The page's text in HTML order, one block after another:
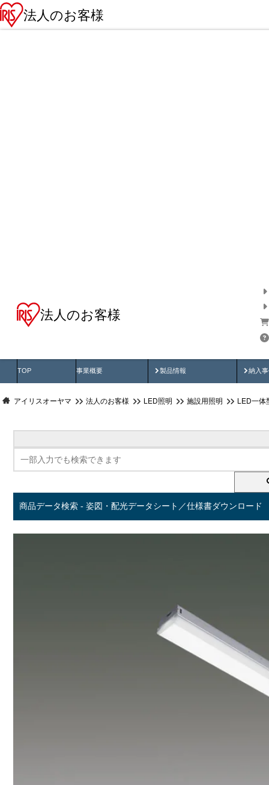
法人のお客様
法人のお客様
TOP 事業概要 製品情報
製品動画 納入
納
アイリスオーヤマ 法人のお客様 LED照明 施設用照明 LED一体
商品データ検索 - 姿図・配光データシート／仕様書ダウンロード